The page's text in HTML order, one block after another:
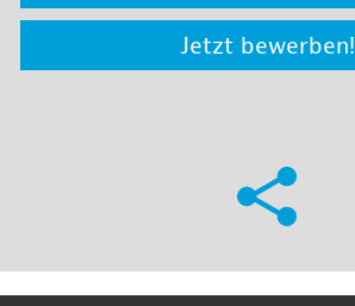
Jetzt bewerben!